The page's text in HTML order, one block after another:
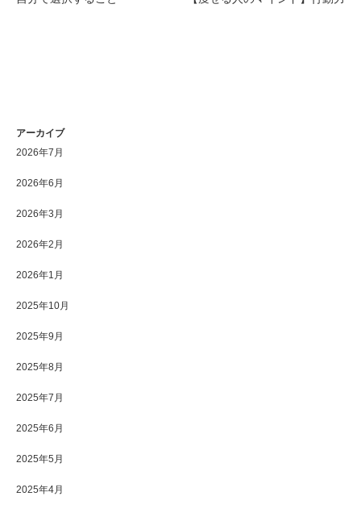
アーカイブ
2026年7月
2026年6月
2026年3月
2026年2月
2026年1月
2025年10月
2025年9月
2025年8月
2025年7月
2025年6月
2025年5月
2025年4月